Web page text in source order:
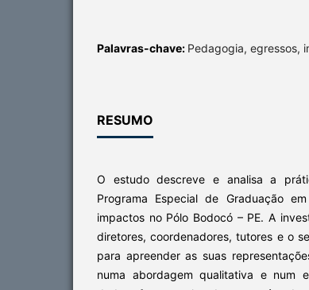
Palavras-chave: Pedagogia, egressos,
RESUMO
O estudo descreve e analisa a
Programa Especial de Graduação
impactos no Pólo Bodocó – PE. A
diretores, coordenadores, tutores e o
para apreender as suas
numa abordagem qualitativa e num